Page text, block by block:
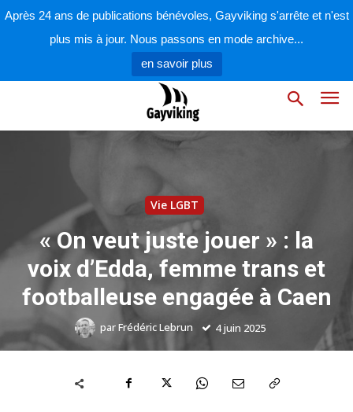
Après 24 ans de publications bénévoles, Gayviking s'arrête et n'est
plus mis à jour. Nous passons en mode archive...
en savoir plus
Vie LGBT
« On veut juste jouer » : la
voix d’Edda, femme trans et
footballeuse engagée à Caen
parFrédéric Lebrun 4 juin 2025